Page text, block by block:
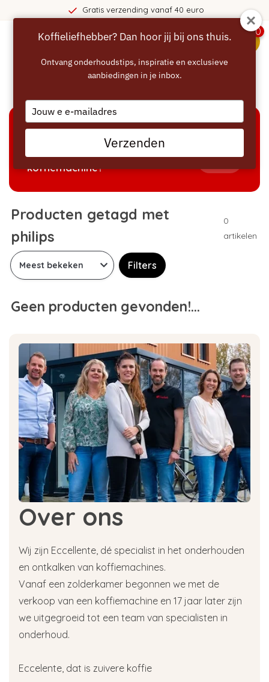
Gratis verzending vanaf 40 euro
0
Welke producten passen bij mijn
koffiemachine?
Producten getagd met
philips
0
artikelen
Filters
Geen producten gevonden!...
Over ons
Wij zijn Eccellente, dé specialist in het onderhouden
en ontkalken van koffiemachines.
Vanaf een zolderkamer begonnen we met de
verkoop van een koffiemachine en 17 jaar later zijn
we uitgegroeid tot een team van specialisten in
onderhoud.
Eccelente, dat is zuivere koffie
Koffieliefhebber? Dan hoor jij bij ons thuis.
Ontvang onderhoudstips, inspiratie en exclusieve
aanbiedingen in je inbox.
Type
your
email
Verzenden